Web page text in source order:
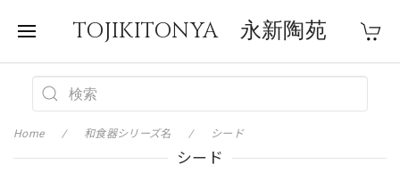
TOJIKITONYA 永新陶苑
Home 和食器シリーズ名 シード
シード